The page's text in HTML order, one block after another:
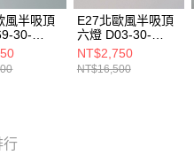
風半吸頂
30-
E27北歐風半吸頂
六燈 D03-30-
21692A
NT$2,750
NT$16,500
行